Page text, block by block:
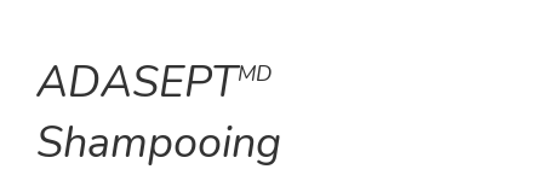
ADASEPTMD
Shampooing